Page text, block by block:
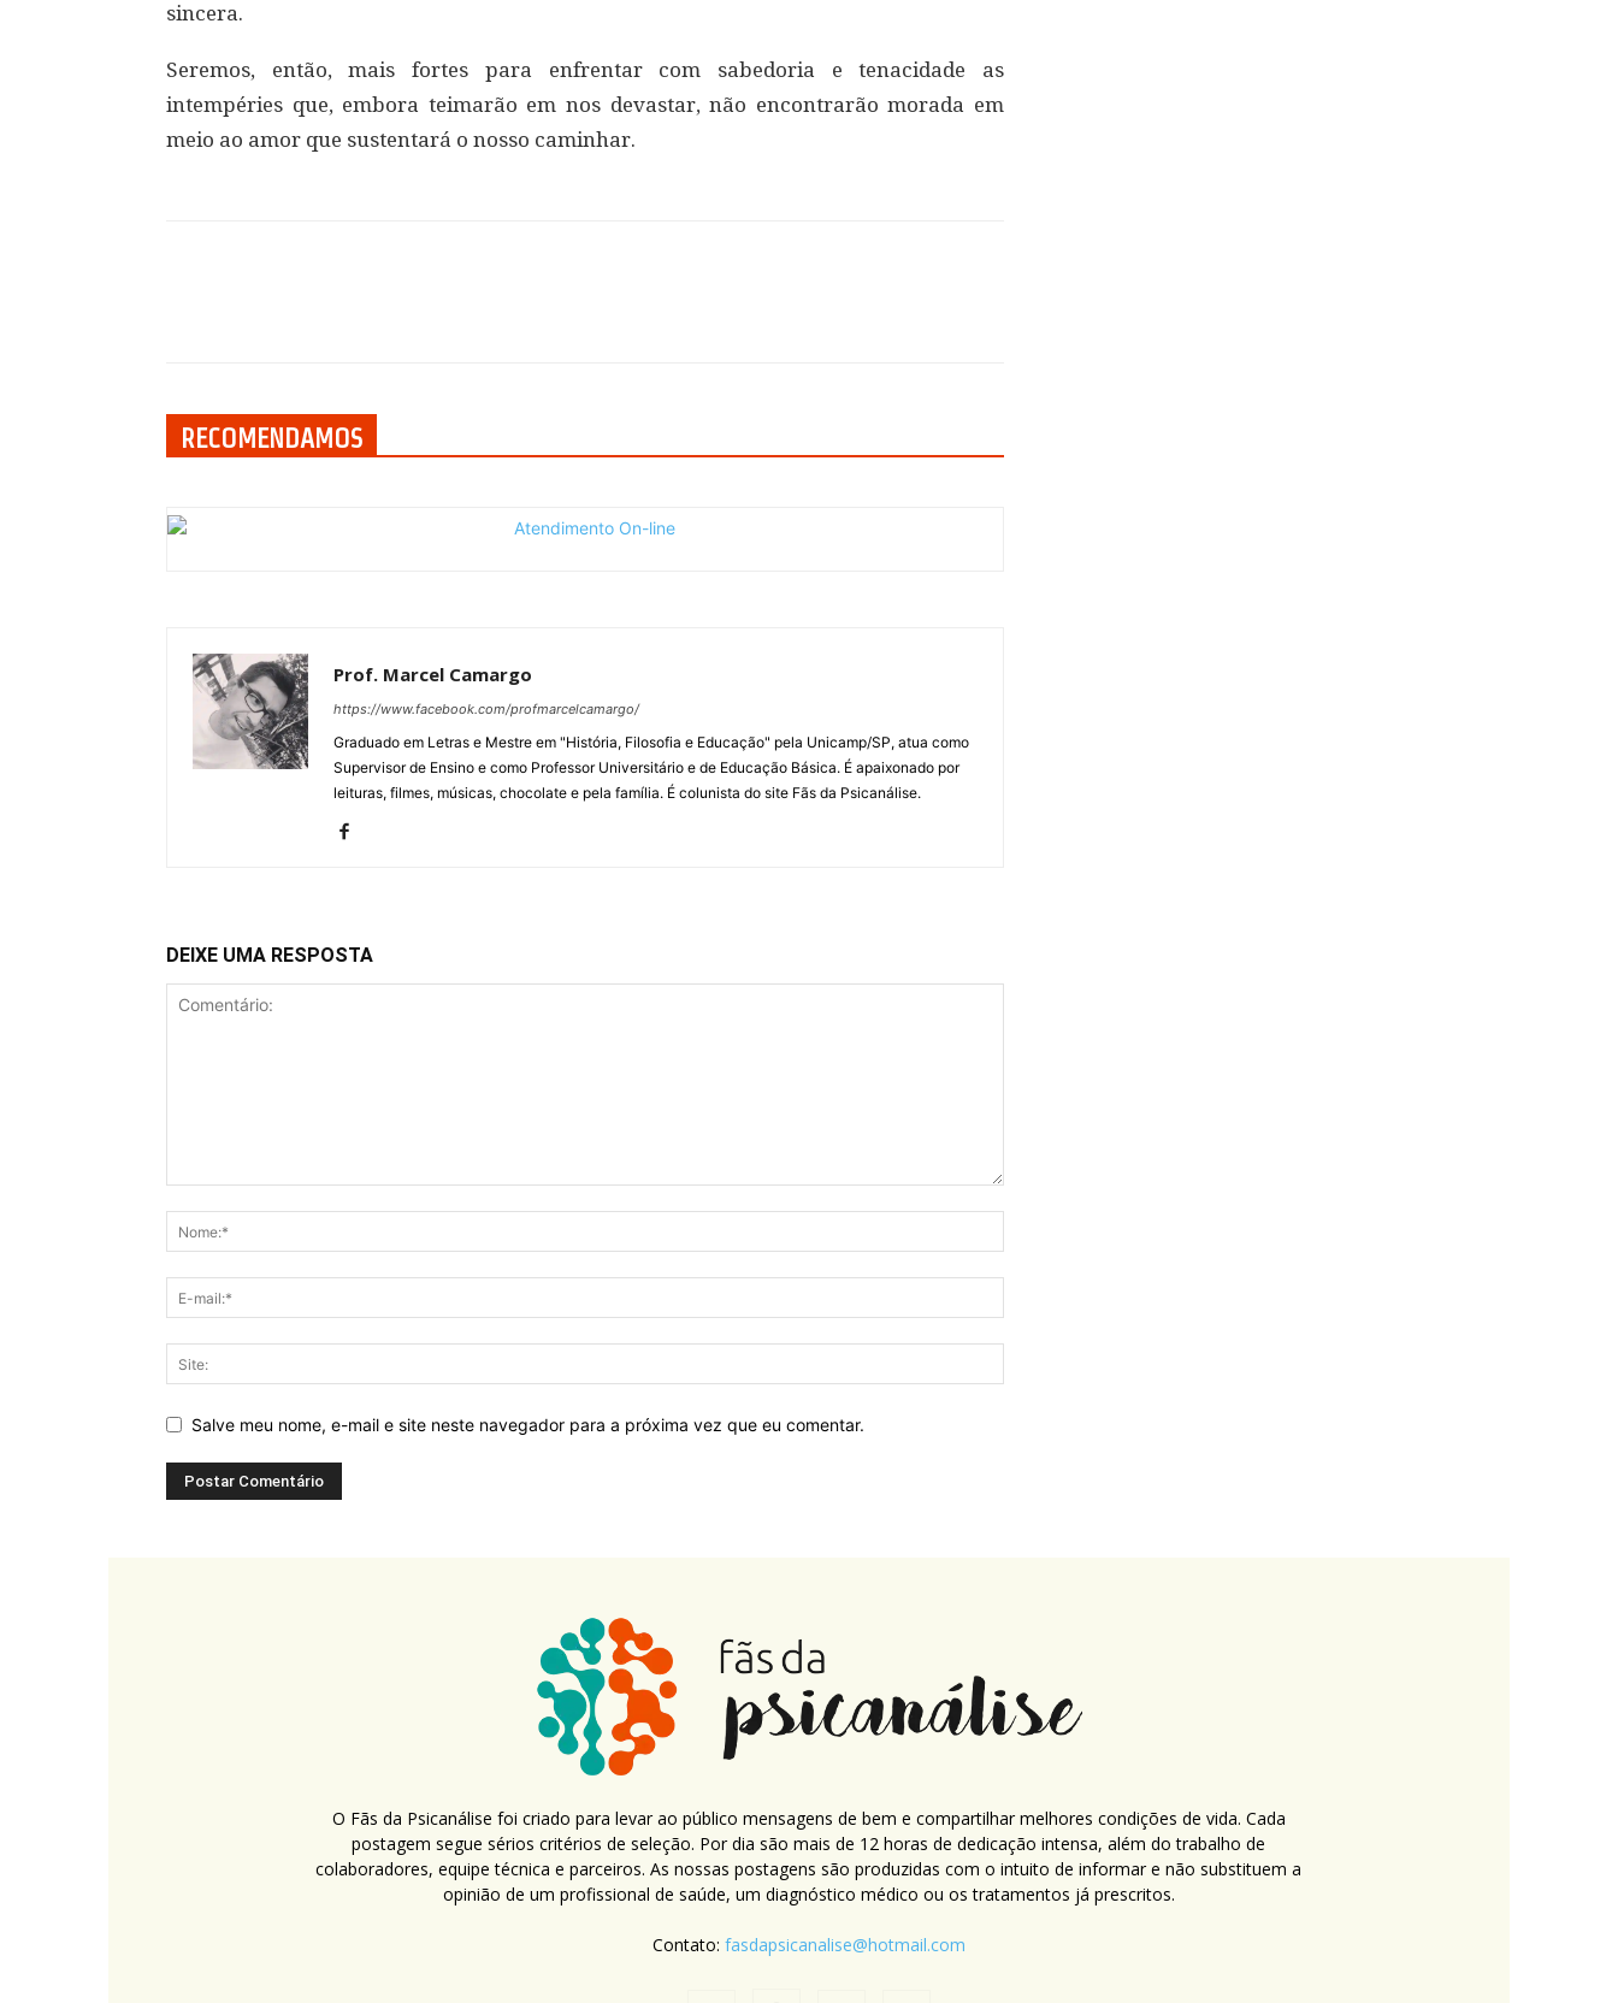
sincera.
Seremos, então, mais fortes para enfrentar com sabedoria e tenacidade as
intempéries que, embora teimarão em nos devastar, não encontrarão morada em
meio ao amor que sustentará o nosso caminhar.
RECOMENDAMOS
Prof. Marcel Camargo
https://www.facebook.com/profmarcelcamargo/
Graduado em Letras e Mestre em "História, Filosofia e Educação" pela Unicamp/SP, atua como
Supervisor de Ensino e como Professor Universitário e de Educação Básica. É apaixonado por
leituras, filmes, músicas, chocolate e pela família. É colunista do site Fãs da Psicanálise.
DEIXE UMA RESPOSTA
Salve meu nome, e-mail e site neste navegador para a próxima vez que eu comentar.
O Fãs da Psicanálise foi criado para levar ao público mensagens de bem e compartilhar melhores condições de vida. Cada
postagem segue sérios critérios de seleção. Por dia são mais de 12 horas de dedicação intensa, além do trabalho de
colaboradores, equipe técnica e parceiros. As nossas postagens são produzidas com o intuito de informar e não substituem a
opinião de um profissional de saúde, um diagnóstico médico ou os tratamentos já prescritos.
Contato: fasdapsicanalise@hotmail.com